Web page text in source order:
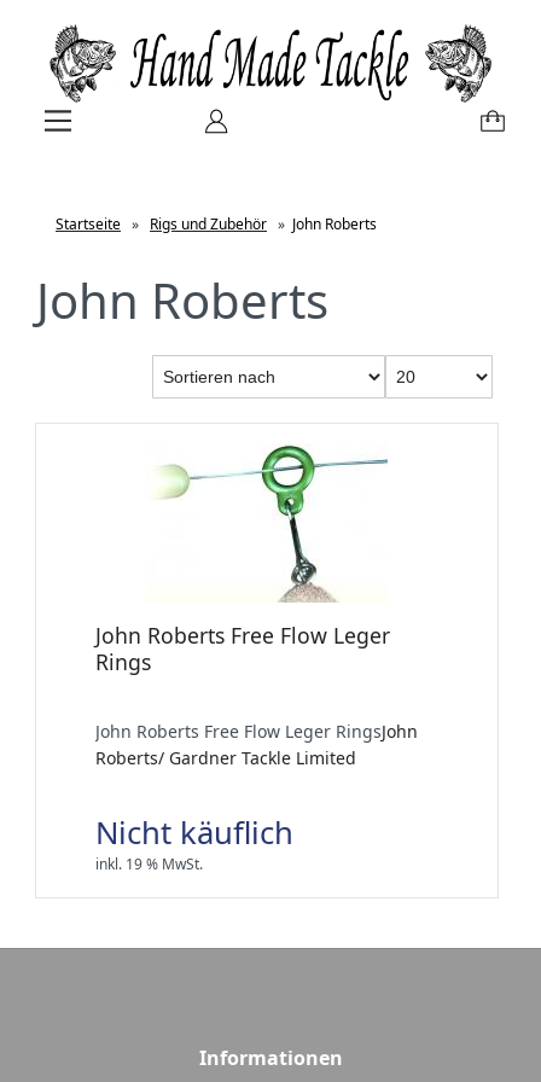
Startseite » Rigs und Zubehör » John Roberts
John Roberts
John Roberts Free Flow Leger
Rings
John Roberts Free Flow Leger RingsJohn
Roberts/ Gardner Tackle Limited
Nicht käuflich
inkl. 19 % MwSt.
Informationen